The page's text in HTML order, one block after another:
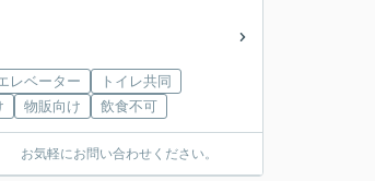
レベーター
トイレ共同
物販向け 飲食不可
お気軽にお問い合わせください。